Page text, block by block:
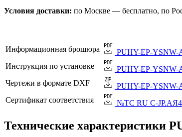
Условия доставки: по Москве — бесплатно, по
Информационная брошюра
PUHY-EP-
Инструкция по установке
PUHY-EP-
Чертежи в формате DXF
PUHY-EP-
Сертификат соответствия
№TC RU C-
Технические характеристики